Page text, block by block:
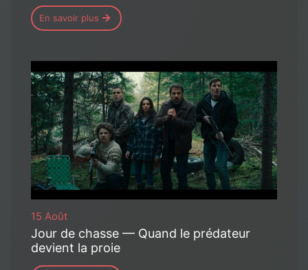
En savoir plus
15 Août
Jour de chasse — Quand le prédateur
devient la proie